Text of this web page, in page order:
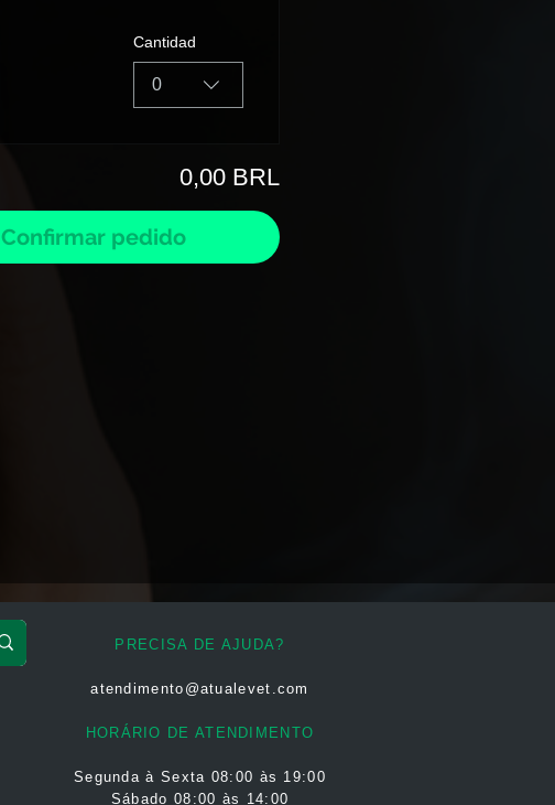
Cantidad
0
0,00 BRL
Confirmar pedido
PRECISA DE AJUDA?
atendimento@atualevet.com
HORÁRIO DE ATENDIMENTO
Segunda à Sexta 08:00 às 19:00
Sábado 08:00 às 14:00